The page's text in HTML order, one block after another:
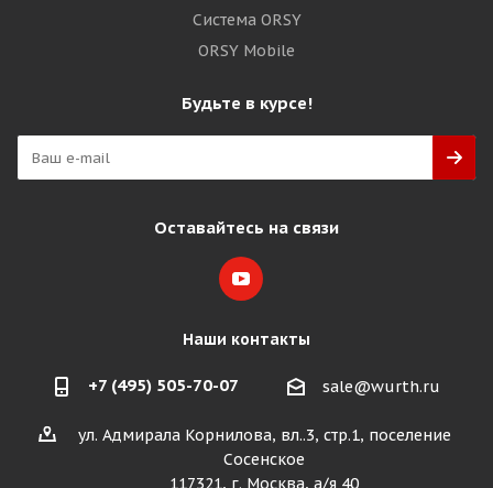
Система ORSY
ORSY Mobile
Будьте в курсе!
Оставайтесь на связи
Наши контакты
+7 (495) 505-70-07 sale@wurth.ru
ул. Адмирала Корнилова, вл..3, стр.1, поселение
Сосенское
117321, г. Москва, а/я 40